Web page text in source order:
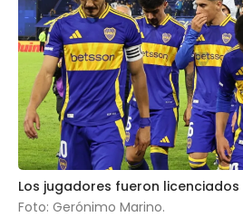
Los jugadores fueron
Foto: Gerónimo Marino.